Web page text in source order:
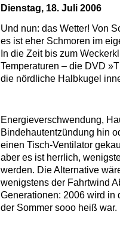
Dienstag, 18. Juli 2006
Und nun: das Wetter! Von
es ist eher Schmoren im
In die Zeit bis zum
Temperaturen – die DVD
die nördliche Halbkugel
Energieverschwendung,
Bindehautentzündung hin
einen Tisch-Ventilator
aber es ist herrlich,
werden. Die Alternative
wenigstens der Fahrtwind
Generationen: 2006 wird in
der Sommer sooo heiß war.